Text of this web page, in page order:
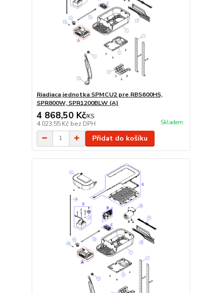
Riadiaca jednotka SPMCU2 pre RBS600HS,
SPR800W, SPR1200BLW (A)
4 868,50 Kč/KS
4 023,55 Kč bez DPH Skladem
Přidat do košíku